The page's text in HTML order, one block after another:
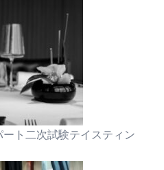
ト二次試験テイスティン